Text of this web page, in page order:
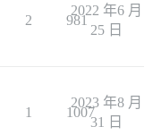
2 981
2022 年6 月
25 日
1 1007
2023 年8 月
31 日